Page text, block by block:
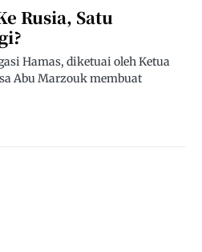
Rusia, Satu
Hamas, diketuai oleh Ketua
Abu Marzouk membuat